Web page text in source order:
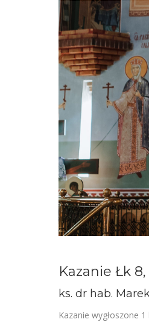
Kazanie Łk 8,
ks. dr hab.
Kazanie wygłoszone